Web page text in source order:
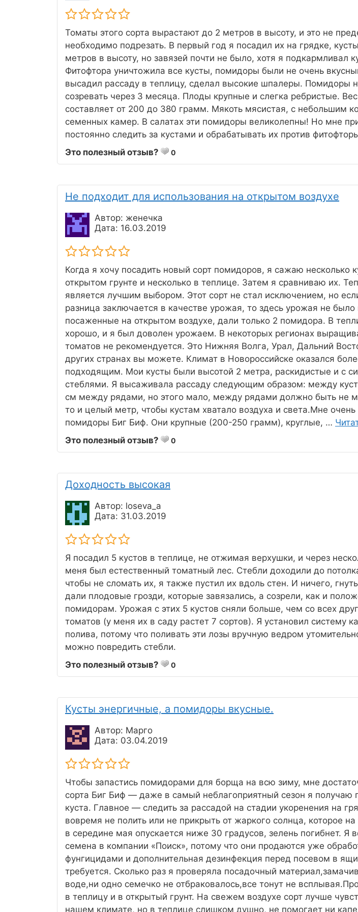
Томаты этого сорта вырастают до 2 метров в высоту, и это не
необходимо подрезать. В первый год я посадил их на грядке,
метров в высоту, но завязей почти не было, хотя я подкармливал
Фитофтора уничтожила все кусты, помидоры были не очень
высадил рассаду в теплицу, сделал высокие шпалеры. Помидоры
созревать через 3 месяца. Плоды крупные и слегка ребристые.
составляет от 200 до 380 грамм. Мякоть мясистая, с небольшим
семенных камер. В салатах эти помидоры великолепны! Но мне
постоянно следить за кустами и обрабатывать их против
Это полезный отзыв?
0
Не подходит для использования на открытом воздухе
Автор: женечка
Дата: 16.03.2019
Когда я хочу посадить новый сорт помидоров, я сажаю несколько
открытом грунте и несколько в теплице. Затем я сравниваю их.
является лучшим выбором. Этот сорт не стал исключением, но
разница заключается в качестве урожая, то здесь урожая не
посаженные на открытом воздухе, дали только 2 помидора. В
хорошо, и я был доволен урожаем. В некоторых регионах
томатов не рекомендуется. Это Нижняя Волга, Урал, Дальний
других странах вы можете. Климат в Новороссийске оказался
подходящим. Мои кусты были высотой 2 метра, раскидистые и с
стеблями. Я высаживала рассаду следующим образом: между
см между рядами, но этого мало, между рядами должно быть не
то и целый метр, чтобы кустам хватало воздуха и света.Мне очень
помидоры Биг Биф. Они крупные (200-250 грамм), круглые, …
Это полезный отзыв?
0
Доходность высокая
Автор: loseva_a
Дата: 31.03.2019
Я посадил 5 кустов в теплице, не отжимая верхушки, и через
меня был естественный томатный лес. Стебли доходили до
чтобы не сломать их, я также пустил их вдоль стен. И ничего,
дали плодовые грозди, которые завязались, а созрели, как и
помидорам. Урожая с этих 5 кустов сняли больше, чем со всех
томатов (у меня их в саду растет 7 сортов). Я установил систему
полива, потому что поливать эти лозы вручную ведром
можно повредить стебли.
Это полезный отзыв?
0
Кусты энергичные, а помидоры вкусные.
Автор: Марго
Дата: 03.04.2019
Чтобы запастись помидорами для борща на всю зиму, мне
сорта Биг Биф — даже в самый неблагоприятный сезон я получаю
куста. Главное — следить за рассадой на стадии укоренения на
вовремя не полить или не прикрыть от жаркого солнца, которое
в середине мая опускается ниже 30 градусов, зелень погибнет. Я
семена в компании «Поиск», потому что они продаются уже
фунгицидами и дополнительная дезинфекция перед посевом в
требуется. Сколько раз я проверяла посадочный
воде,ни одно семечко не отбраковалось,все тонут не
в теплицу и в открытый грунт. На свежем воздухе сорт лучше
нашем климате, но в теплице слишком душно, не помогает ни